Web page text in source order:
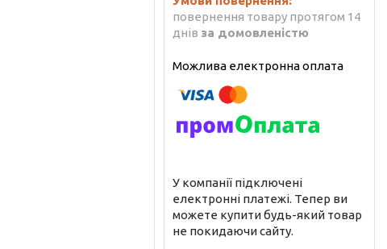
повернення товару протягом 14
днів за домовленістю
У компанії підключені
електронні платежі. Тепер ви
можете купити будь-який товар
не покидаючи сайту.